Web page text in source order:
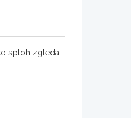
sploh zgleda